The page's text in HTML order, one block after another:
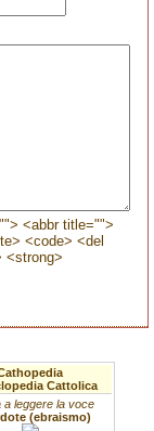
<abbr title="">
<code> <del
<strong>
Cattolica
a leggere la voce
(ebraismo)